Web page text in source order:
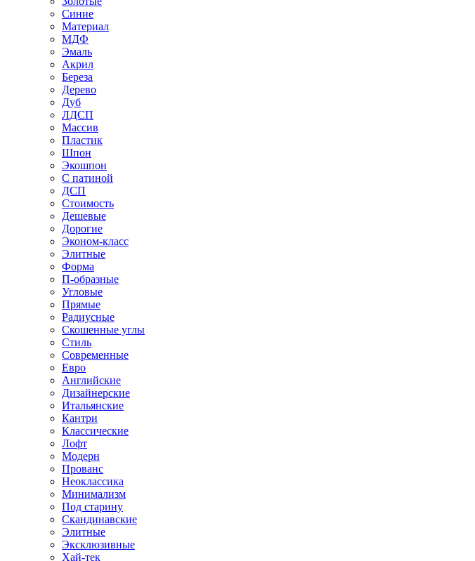
Синие
Материал
МДФ
Эмаль
Акрил
Береза
Дерево
Дуб
ЛДСП
Массив
Пластик
Шпон
Экошпон
С патиной
ДСП
Стоимость
Дешевые
Дорогие
Эконом-класс
Элитные
Форма
П-образные
Угловые
Прямые
Радиусные
Скошенные углы
Стиль
Современные
Евро
Английские
Дизайнерские
Итальянские
Кантри
Классические
Лофт
Модерн
Прованс
Неоклассика
Минимализм
Под старину
Скандинавские
Элитные
Эксклюзивные
Хай-тек